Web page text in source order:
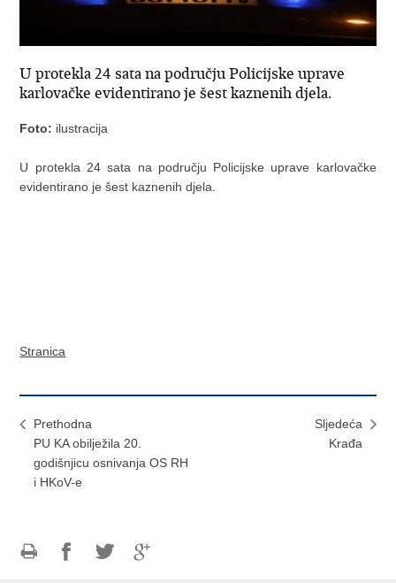
U protekla 24 sata na području Policijske uprave
karlovačke evidentirano je šest kaznenih djela.
Foto: ilustracija
U protekla 24 sata na području Policijske uprave karlovačke
evidentirano je šest kaznenih djela.
Stranica
Prethodna
PU KA obilježila 20.
godišnjicu osnivanja OS RH
i HKoV-e
Sljedeća
Krađa